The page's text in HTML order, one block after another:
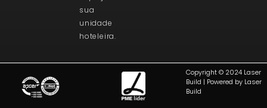
sua
unidade
hoteleira.
Copyright © 2024 Laser
Build | Powered by Laser
Build